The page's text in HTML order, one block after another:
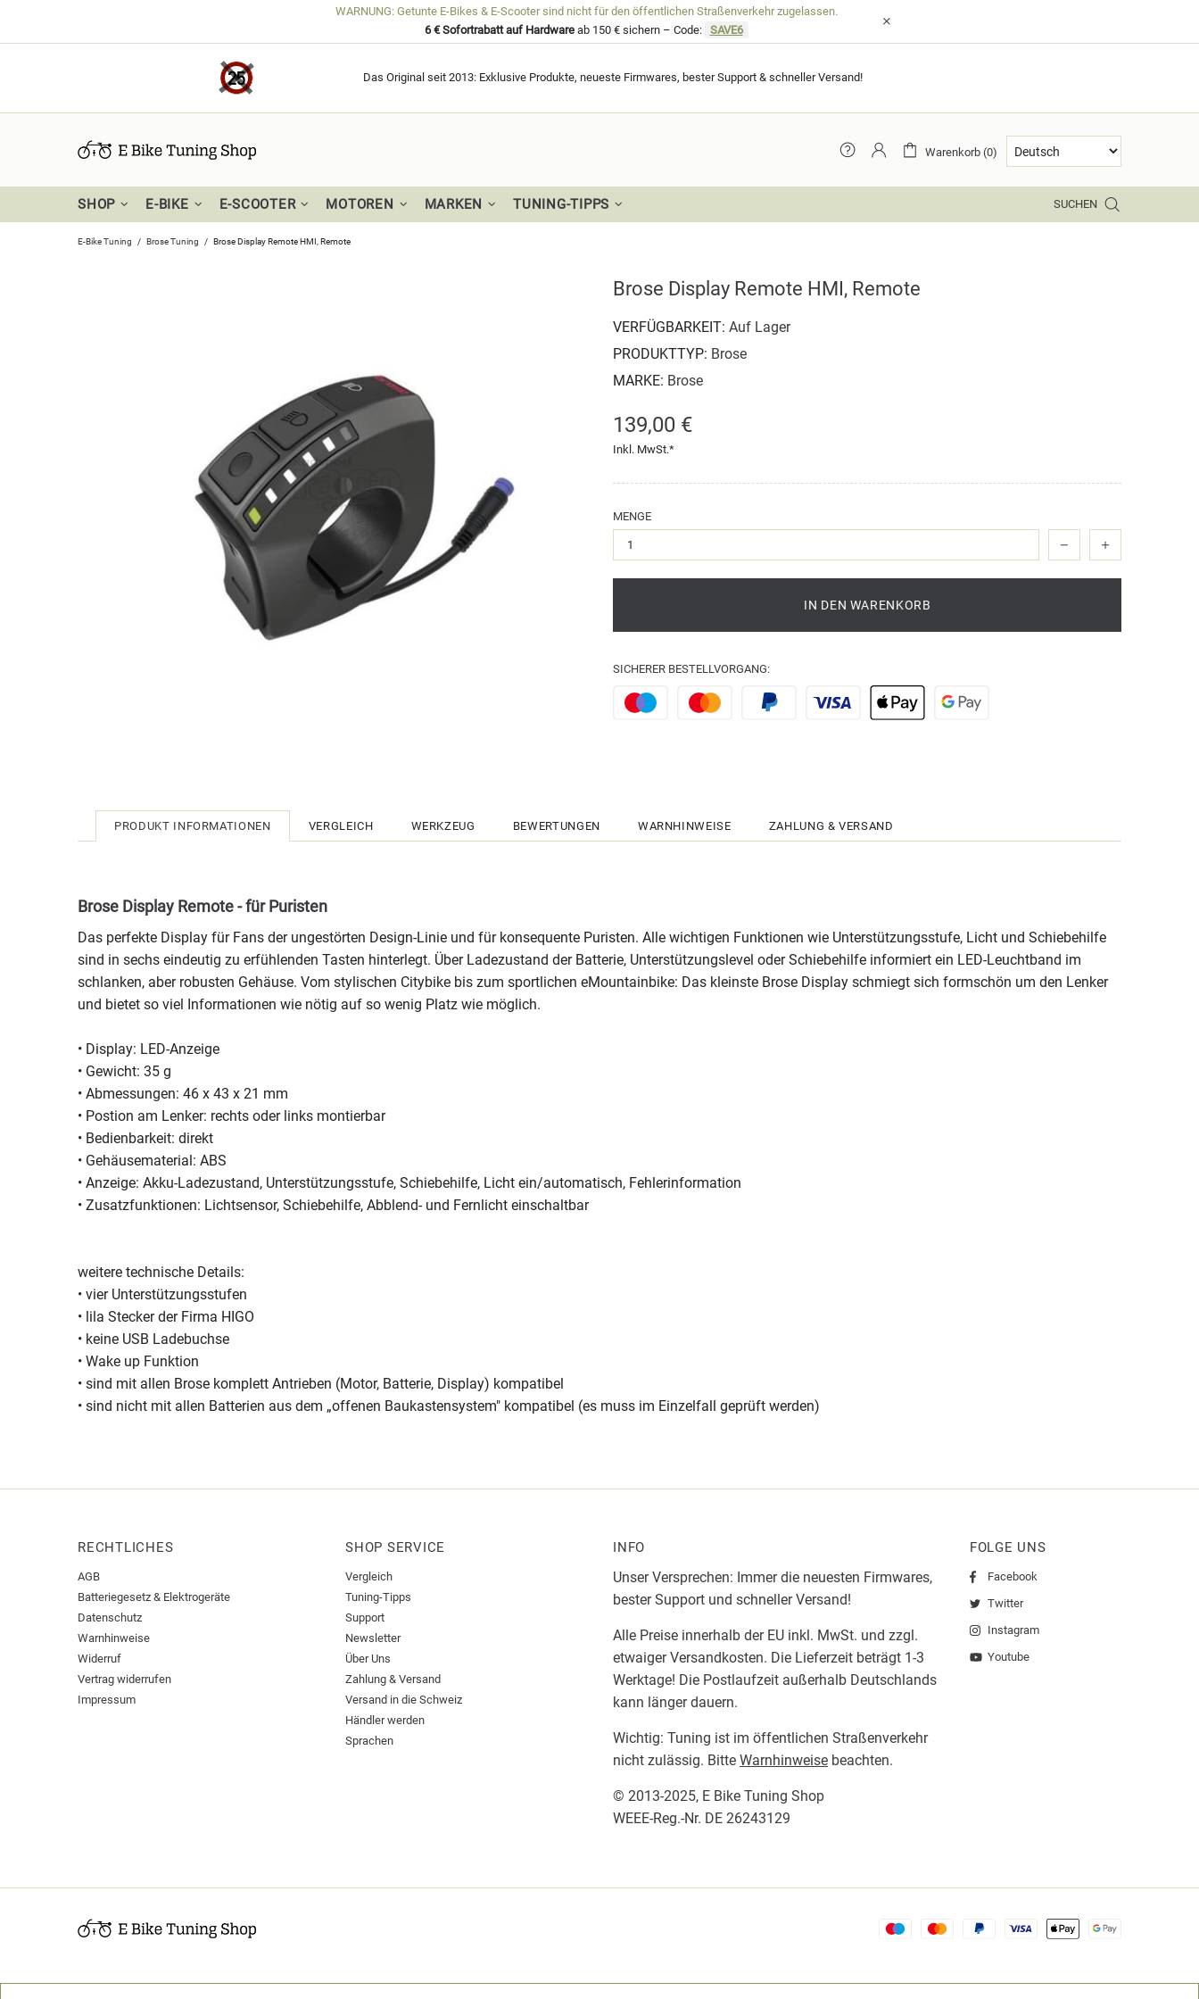
WARNUNG: Getunte E-Bikes & E-Scooter sind nicht für den öffentlichen Straßenverkehr zugelassen.
6 € Sofortrabatt auf Hardwareab 150 € sichern – Code: SAVE6
Das Original seit 2013: Exklusive Produkte, neueste Firmwares, bester Support & schneller Versand!
Warenkorb (0)
SHOP E-BIKE E-SCOOTER MOTOREN MARKEN TUNING-TIPPS SUCHEN
E-Bike Tuning Brose Tuning Brose Display Remote HMI, Remote
Brose Display Remote HMI, Remote
VERFÜGBARKEIT: Auf Lager
PRODUKTTYP: Brose
MARKE: Brose
139,00 €
Inkl. MwSt.*
MENGE
IN DEN WARENKORB
SICHERER BESTELLVORGANG:
PRODUKT INFORMATIONEN VERGLEICH WERKZEUG BEWERTUNGEN WARNHINWEISE ZAHLUNG & VERSAND
Brose Display Remote - für Puristen
Das perfekte Display für Fans der ungestörten Design-Linie und für konsequente Puristen. Alle wichtigen Funktionen wie Unterstützungsstufe, Licht und Schiebehilfe
sind in sechs eindeutig zu erfühlenden Tasten hinterlegt. Über Ladezustand der Batterie, Unterstützungslevel oder Schiebehilfe informiert ein LED-Leuchtband im
schlanken, aber robusten Gehäuse. Vom stylischen Citybike bis zum sportlichen eMountainbike: Das kleinste Brose Display schmiegt sich formschön um den Lenker
und bietet so viel Informationen wie nötig auf so wenig Platz wie möglich.
• Display: LED-Anzeige
• Gewicht: 35 g
• Abmessungen: 46 x 43 x 21 mm
• Postion am Lenker: rechts oder links montierbar
• Bedienbarkeit: direkt
• Gehäusematerial: ABS
• Anzeige: Akku-Ladezustand, Unterstützungsstufe, Schiebehilfe, Licht ein/automatisch, Fehlerinformation
• Zusatzfunktionen: Lichtsensor, Schiebehilfe, Abblend- und Fernlicht einschaltbar
weitere technische Details:
• vier Unterstützungsstufen
• lila Stecker der Firma HIGO
• keine USB Ladebuchse
• Wake up Funktion
• sind mit allen Brose komplett Antrieben (Motor, Batterie, Display) kompatibel
• sind nicht mit allen Batterien aus dem „offenen Baukastensystem" kompatibel (es muss im Einzelfall geprüft werden)
RECHTLICHES
AGB
Batteriegesetz & Elektrogeräte
Datenschutz
Warnhinweise
Widerruf
Vertrag widerrufen
Impressum
SHOP SERVICE
Vergleich
Tuning-Tipps
Support
Newsletter
Über Uns
Zahlung & Versand
Versand in die Schweiz
Händler werden
Sprachen
INFO
Unser Versprechen: Immer die neuesten Firmwares,
bester Support und schneller Versand!
Alle Preise innerhalb der EU inkl. MwSt. und zzgl.
etwaiger Versandkosten. Die Lieferzeit beträgt 1-3
Werktage! Die Postlaufzeit außerhalb Deutschlands
kann länger dauern.
Wichtig: Tuning ist im öffentlichen Straßenverkehr
nicht zulässig. Bitte Warnhinweise beachten.
© 2013-2025, E Bike Tuning Shop
WEEE-Reg.-Nr. DE 26243129
FOLGE UNS
Facebook
Twitter
Instagram
Youtube